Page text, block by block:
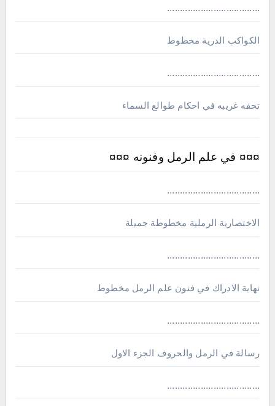
....................................
الكواكب الدرية مخطوط
....................................
تحفه غريبه في احكام طوالع السماء
¤¤¤ في علم الرمل وفنونه ¤¤¤
....................................
الاختصارية الرملية مخطوطة جميلة
....................................
نهاية الادراك في فنون علم الرمل مخطوط
....................................
رسالة في الرمل والحروف الجزء الاول
....................................